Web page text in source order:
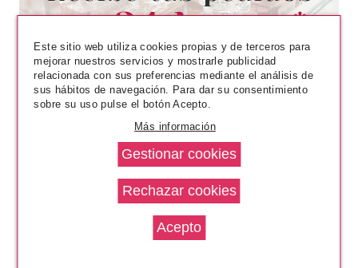
PESTAÑAS POSTIZAS
-27% 2.75€
Este sitio web utiliza cookies propias y de terceros para
mejorar nuestros servicios y mostrarle publicidad
relacionada con sus preferencias mediante el análisis de
sus hábitos de navegación. Para dar su consentimiento
sobre su uso pulse el botón Acepto.
Más información